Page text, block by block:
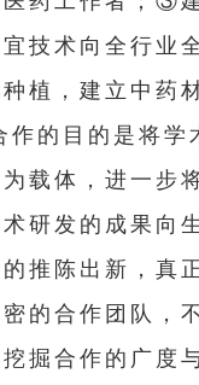
技术向全行业
植，建立中药
作的目的是将学
载体，进一步
研发的成果向
推陈出新，真
的合作团队，
掘合作的广度